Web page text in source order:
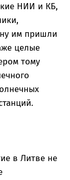
НИИ и КБ,
им пришли
целые
тому
в Литве не